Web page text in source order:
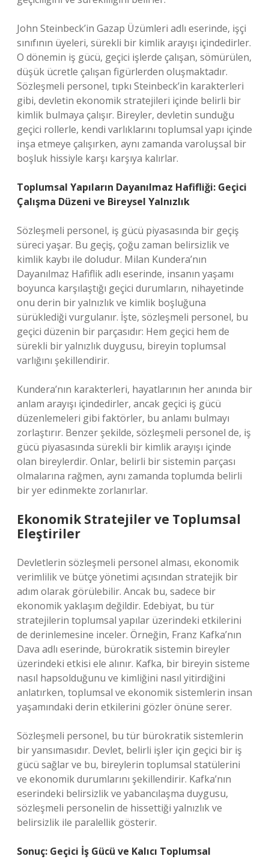
John Steinbeck’in Gazap Üzümleri adlı eserinde, işçi
sınıfının üyeleri, sürekli bir kimlik arayışı içindedirler.
O dönemin iş gücü, geçici işlerde çalışan, sömürülen,
düşük ücretle çalışan figürlerden oluşmaktadır.
Sözleşmeli personel, tıpkı Steinbeck’in karakterleri
gibi, devletin ekonomik stratejileri içinde belirli bir
kimlik bulmaya çalışır. Bireyler, devletin sunduğu
geçici rollerle, kendi varlıklarını toplumsal yapı içinde
inşa etmeye çalışırken, aynı zamanda varoluşsal bir
boşluk hissiyle karşı karşıya kalırlar.
Toplumsal Yapıların Dayanılmaz Hafifliği: Geçici
Çalışma Düzeni ve Bireysel Yalnızlık
Sözleşmeli personel, iş gücü piyasasında bir geçiş
süreci yaşar. Bu geçiş, çoğu zaman belirsizlik ve
kimlik kaybı ile doludur. Milan Kundera’nın
Dayanılmaz Hafiflik adlı eserinde, insanın yaşamı
boyunca karşılaştığı geçici durumların, nihayetinde
onu derin bir yalnızlık ve kimlik boşluğuna
sürüklediği vurgulanır. İşte, sözleşmeli personel, bu
geçici düzenin bir parçasıdır: Hem geçici hem de
sürekli bir yalnızlık duygusu, bireyin toplumsal
varlığını şekillendirir.
Kundera’nın karakterleri, hayatlarının her anında bir
anlam arayışı içindedirler, ancak geçici iş gücü
düzenlemeleri gibi faktörler, bu anlamı bulmayı
zorlaştırır. Benzer şekilde, sözleşmeli personel de, iş
gücü piyasasında sürekli bir kimlik arayışı içinde
olan bireylerdir. Onlar, belirli bir sistemin parçası
olmalarına rağmen, aynı zamanda toplumda belirli
bir yer edinmekte zorlanırlar.
Ekonomik Stratejiler ve Toplumsal
Eleştiriler
Devletlerin sözleşmeli personel alması, ekonomik
verimlilik ve bütçe yönetimi açısından stratejik bir
adım olarak görülebilir. Ancak bu, sadece bir
ekonomik yaklaşım değildir. Edebiyat, bu tür
stratejilerin toplumsal yapılar üzerindeki etkilerini
de derinlemesine inceler. Örneğin, Franz Kafka’nın
Dava adlı eserinde, bürokratik sistemin bireyler
üzerindeki etkisi ele alınır. Kafka, bir bireyin sisteme
nasıl hapsolduğunu ve kimliğini nasıl yitirdiğini
anlatırken, toplumsal ve ekonomik sistemlerin insan
yaşamındaki derin etkilerini gözler önüne serer.
Sözleşmeli personel, bu tür bürokratik sistemlerin
bir yansımasıdır. Devlet, belirli işler için geçici bir iş
gücü sağlar ve bu, bireylerin toplumsal statülerini
ve ekonomik durumlarını şekillendirir. Kafka’nın
eserindeki belirsizlik ve yabancılaşma duygusu,
sözleşmeli personelin de hissettiği yalnızlık ve
belirsizlik ile paralellik gösterir.
Sonuç: Geçici İş Gücü ve Kalıcı Toplumsal